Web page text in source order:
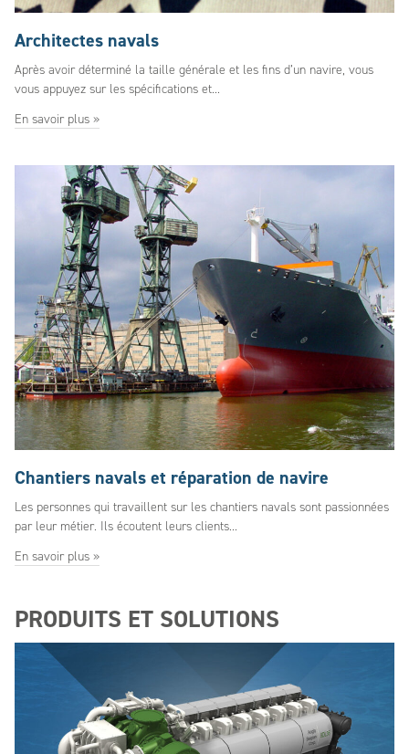
Architectes navals
Après avoir déterminé la taille générale et les fins d’un navire, vous
vous appuyez sur les spécifications et...
En savoir plus »
Chantiers navals et réparation de navire
Les personnes qui travaillent sur les chantiers navals sont passionnées
par leur métier. Ils écoutent leurs clients...
En savoir plus »
PRODUITS ET SOLUTIONS